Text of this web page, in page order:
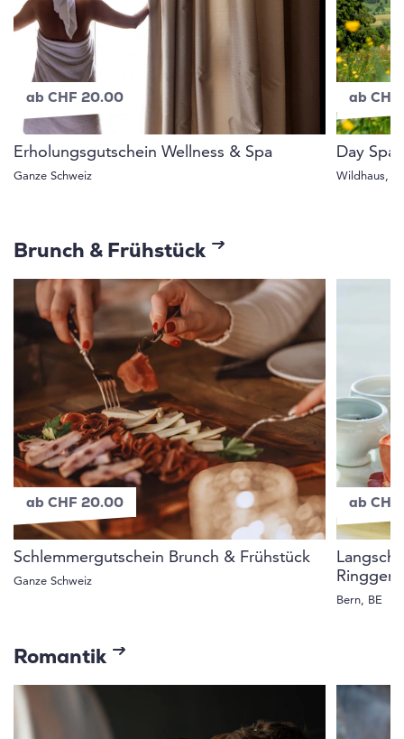
ab CHF 20.00
Erholungsgutschein Wellness & Spa
Ganze Schweiz
ab
Day
Wildhaus,
Brunch & Frühstück
ab CHF 20.00
Schlemmergutschein Brunch & Frühstück
Ganze Schweiz
ab
Bern, BE
Romantik